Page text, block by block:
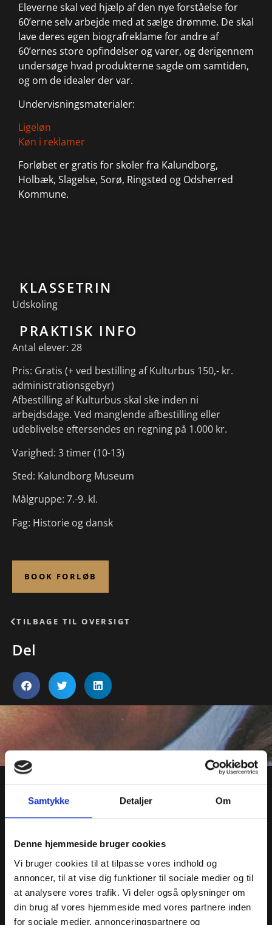
Samtykke Detaljer Om
Denne hjemmeside bruger cookies
Vi bruger cookies til at tilpasse vores indhold og
annoncer, til at vise dig funktioner til sociale medier og til
at analysere vores trafik. Vi deler også oplysninger om
din brug af vores hjemmeside med vores partnere inden
for sociale medier, annonceringspartnere og
Eleverne skal ved hjælp af den nye forståelse for
60’erne selv arbejde med at sælge drømme. De skal
lave deres egen biografreklame for andre af
60’ernes store opfindelser og varer, og derigennem
undersøge hvad produkterne sagde om samtiden,
og om de idealer der var.
Undervisningsmaterialer:
Ligeløn
Køn i reklamer
Forløbet er gratis for skoler fra Kalundborg,
Holbæk, Slagelse, Sorø, Ringsted og Odsherred
Kommune.
KLASSETRIN
Udskoling
PRAKTISK INFO
Antal elever: 28
Pris: Gratis (+ ved bestilling af Kulturbus 150,- kr.
administrationsgebyr)
Afbestilling af Kulturbus skal ske inden ni
arbejdsdage. Ved manglende afbestilling eller
udeblivelse eftersendes en regning på 1.000 kr.
Varighed: 3 timer (10-13)
Sted: Kalundborg Museum
Målgruppe: 7.-9. kl.
Fag: Historie og dansk
BOOK FORLØB
TILBAGE TIL OVERSIGT
Del
ANDRE UNDERVISNINGSFORLØB